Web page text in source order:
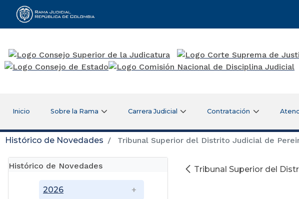
Rama Judicial
Inicio Sobre la Rama Carrera Judicial Contratación
Histórico de Novedades Tribunal Superior del Distrito Judicial de
Histórico de Novedades
2026
Tribunal Superior del